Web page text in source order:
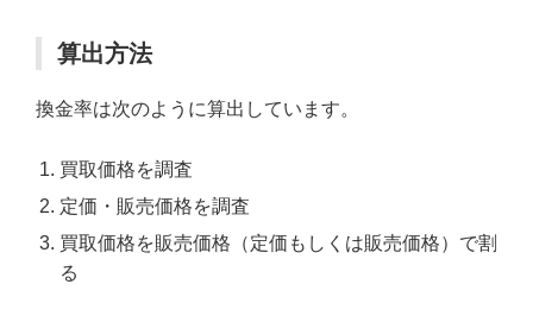
算出方法
換金率は次のように算出しています。
買取価格を調査
定価・販売価格を調査
買取価格を販売価格（定価もしくは販売価格）で割
る